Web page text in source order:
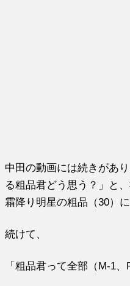
中田の動画には続きがあ
る粗品君どう思う？」と
霜降り明星の粗品（30）
続けて、
「粗品君って全部（M-1